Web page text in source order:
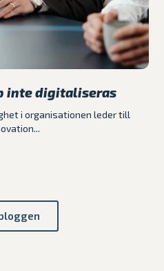
inte digitaliseras
i organisationen leder till